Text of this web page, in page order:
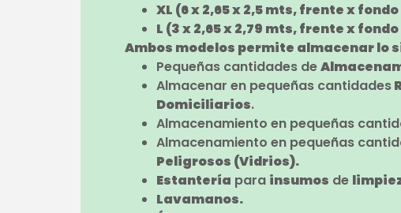
XL (6 x 2,65 x 2,5 mts, frente x
L (3 x 2,65 x 2,79 mts, frente x
Ambos modelos permite almacenar lo
Pequeñas cantidades de
Almacenar en pequeñas cantidades
Domiciliarios.
Almacenamiento en pequeñas
Almacenamiento en pequeñas
Peligrosos (Vidrios).
Estantería para insumos de
Lavamanos.